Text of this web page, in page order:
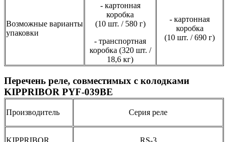
Возможные варианты
упаковки
- картонная
коробка
(10 шт. / 580 г)
- транспортная
коробка (320 шт. /
18,6 кг)
- картонная
коробка
(10 шт. / 690 г)
Перечень реле, совместимых с колодками
KIPPRIBOR PYF-039BE
Производитель Серия реле